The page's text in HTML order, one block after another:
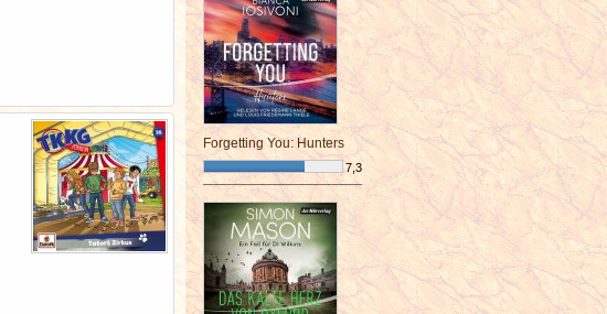
Forgetting You: Hunters
7,3
¯¯¯¯¯¯¯¯¯¯¯¯¯¯¯¯¯¯¯¯¯¯¯¯